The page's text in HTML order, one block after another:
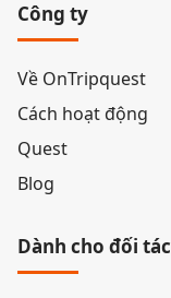
Công ty
Về OnTripquest
Cách hoạt động
Quest
Blog
Dành cho đối tác